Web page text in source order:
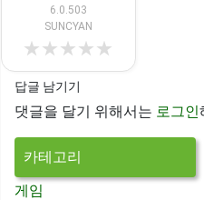
6.0.503
SUNCYAN
★★★★★
답글 남기기
댓글을 달기 위해서는 로그인
카테고리
게임